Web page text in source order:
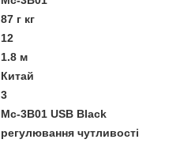
87 г кг
12
1.8 м
Китай
3
Mc-3B01 USB Black
регулювання чутливості